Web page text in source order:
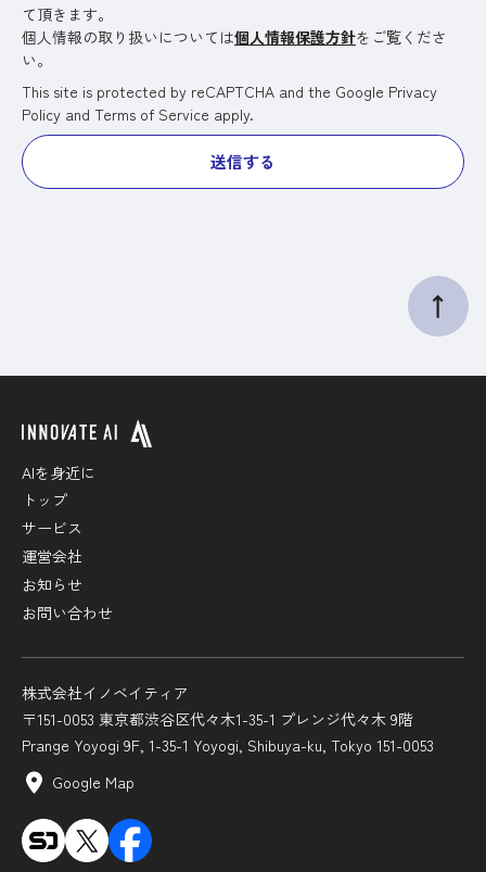
て頂きます。
個人情報の取り扱いについては個人情報保護方針をご覧くださ
い。
This site is protected by reCAPTCHA and the Google Privacy
Policy and Terms of Service apply.
AIを身近に
トップ
サービス
運営会社
お知らせ
お問い合わせ
株式会社イノベイティア
〒151-0053 東京都渋谷区代々木1-35-1 プレンジ代々木 9階
Prange Yoyogi 9F, 1-35-1 Yoyogi, Shibuya-ku, Tokyo 151-0053
Google Map